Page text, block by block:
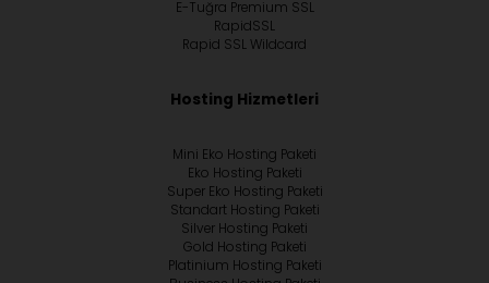
E-Tuğra Premium SSL
RapidSSL
Rapid SSL Wildcard
Hosting Hizmetleri
Mini Eko Hosting Paketi
Eko Hosting Paketi
Super Eko Hosting Paketi
Standart Hosting Paketi
Silver Hosting Paketi
Gold Hosting Paketi
Platinium Hosting Paketi